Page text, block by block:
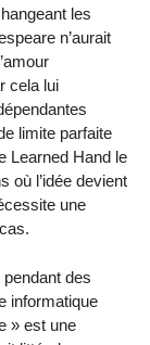
les
n’aurait
cela lui
limite parfaite
Learned Hand le
où l’idée devient
une
pendant des
informatique
» est une